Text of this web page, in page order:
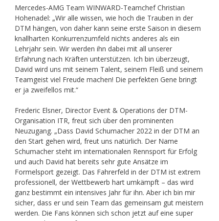
Mercedes-AMG Team WINWARD-Teamchef Christian
Hohenadel: „Wir alle wissen, wie hoch die Trauben in der
DTM hängen, von daher kann seine erste Saison in diesem
knallharten Konkurrenzumfeld nichts anderes als ein
Lehrjahr sein. Wir werden ihn dabei mit all unserer
Erfahrung nach Kräften unterstützen. Ich bin überzeugt,
David wird uns mit seinem Talent, seinem Fleiß und seinem
Teamgeist viel Freude machen! Die perfekten Gene bringt
er ja zweifellos mit.“
Frederic Elsner, Director Event & Operations der DTM-
Organisation ITR, freut sich über den prominenten
Neuzugang. „Dass David Schumacher 2022 in der DTM an
den Start gehen wird, freut uns natürlich. Der Name
Schumacher steht im internationalen Rennsport für Erfolg
und auch David hat bereits sehr gute Ansätze im
Formelsport gezeigt. Das Fahrerfeld in der DTM ist extrem
professionell, der Wettbewerb hart umkämpft – das wird
ganz bestimmt ein intensives Jahr für ihn. Aber ich bin mir
sicher, dass er und sein Team das gemeinsam gut meistern
werden. Die Fans können sich schon jetzt auf eine super